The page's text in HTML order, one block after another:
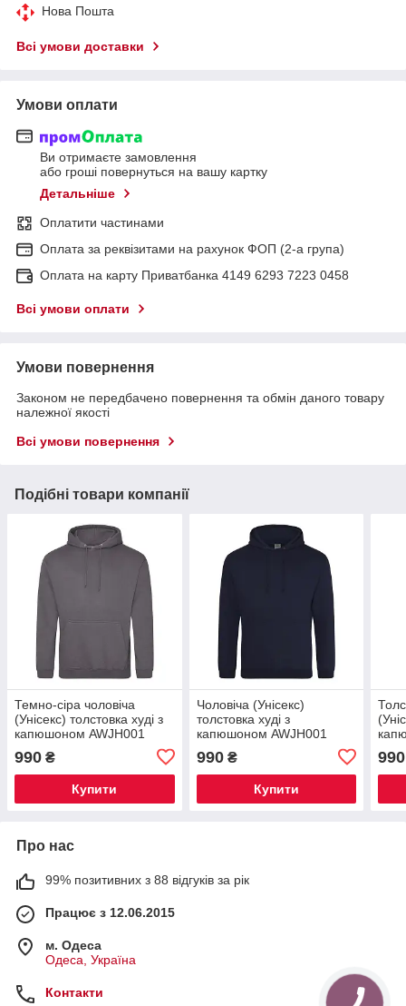
Нова Пошта
Всі умови доставки
Умови оплати
Ви отримаєте замовлення
або гроші повернуться на вашу картку
Детальніше
Оплатити частинами
Оплата за реквізитами на рахунок ФОП (2-а група)
Оплата на карту Приватбанка 4149 6293 7223 0458
Всі умови оплати
Умови повернення
Законом не передбачено повернення та обмін даного товару
належної якості
Всі умови повернення
Подібні товари компанії
Темно-сіра чоловіча
(Унісекс) толстовка худі з
капюшоном AWJH001
990 ₴
Купити
Чоловіча (Унісекс)
толстовка худі з
капюшоном AWJH001
990₴
Купити
990
Про нас
99% позитивних з 88 відгуків за рік
Працює з 12.06.2015
м. Одеса
Одеса, Україна
Контакти